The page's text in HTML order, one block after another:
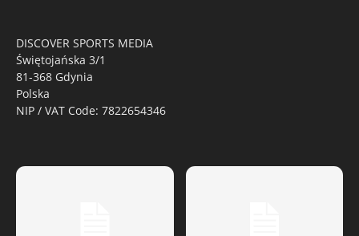
DISCOVER SPORTS MEDIA
Świętojańska 3/1
81-368 Gdynia
Polska
NIP / VAT Code: 7822654346